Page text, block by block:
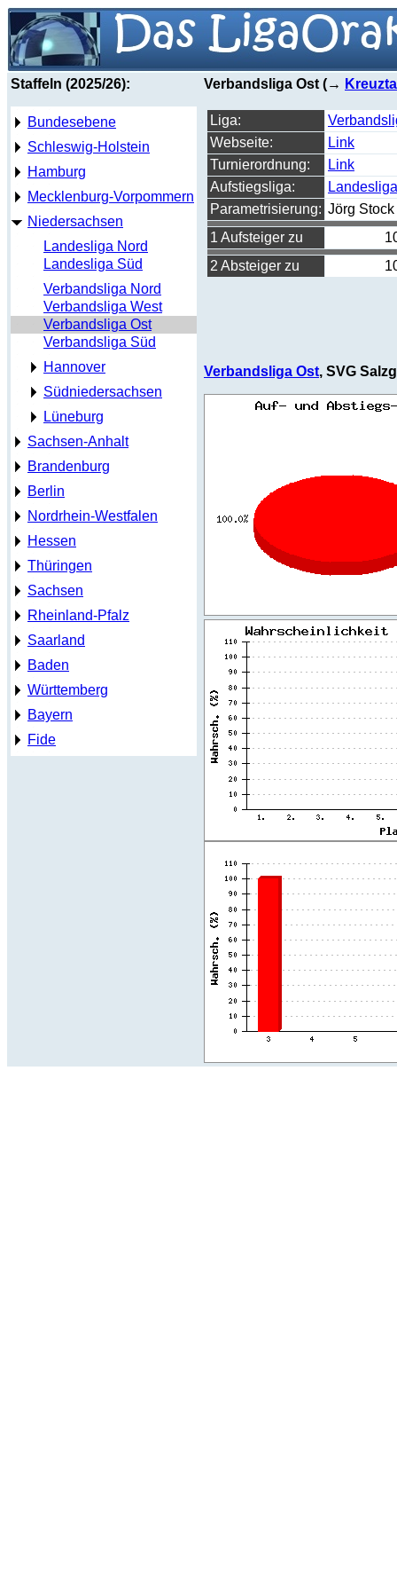
Staffeln (2025/26):
Bundesebene
Schleswig-Holstein
Hamburg
Mecklenburg-Vorpommern
Niedersachsen
Landesliga Nord
Landesliga Süd
Verbandsliga Nord
Verbandsliga West
Verbandsliga Ost
Verbandsliga Süd
Hannover
Südniedersachsen
Lüneburg
Sachsen-Anhalt
Brandenburg
Berlin
Nordrhein-Westfalen
Hessen
Thüringen
Sachsen
Rheinland-Pfalz
Saarland
Baden
Württemberg
Bayern
Fide
Verbandsliga Ost (→
Liga:
Webseite:
Link
Turnierordnung:
Link
Aufstiegsliga:
Parametrisierung: Jörg Stock
1 Aufsteiger zu
2 Absteiger zu
Verbandsliga Ost, SVG